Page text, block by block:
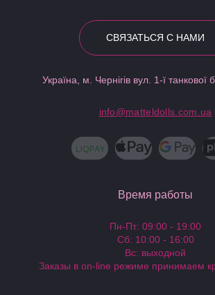
СВЯЗАТЬСЯ С НАМИ
Україна, м. Чернігів вул. 1-ї танкової
info@matteldolls.com.ua
Время работы
Пн-Пт: 09:00 - 19:00
Сб: 10:00 - 16:00
Вс: выходной
Заказы в on-line режиме принимаем